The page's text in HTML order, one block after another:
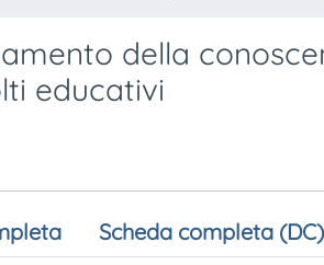
della
educativi
Scheda completa (DC)